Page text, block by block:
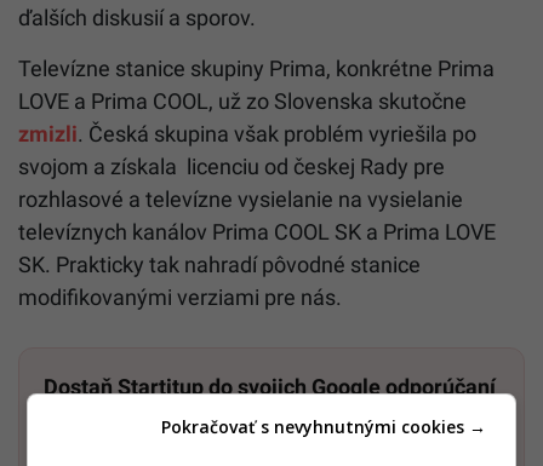
ďalších diskusií a sporov.
Televízne stanice skupiny Prima, konkrétne Prima
LOVE a Prima COOL, už zo Slovenska skutočne
zmizli. Česká skupina však problém vyriešila po
svojom a získala licenciu od českej Rady pre
rozhlasové a televízne vysielanie na vysielanie
televíznych kanálov Prima COOL SK a Prima LOVE
SK. Prakticky tak nahradí pôvodné stanice
modifikovanými verziami pre nás.
Dostaň Startitup do svojich Google odporúčaní
Pokračovať s nevyhnutnými cookies →